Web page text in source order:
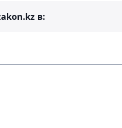
в: